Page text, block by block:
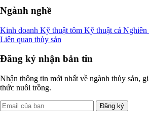
Ngành nghề
Kinh doanh Kỹ thuật tôm Kỹ thuật cá Nghiên
Liên quan thủy sản
Đăng ký nhận bản tin
Nhận thông tin mới nhất về ngành thủy sản,
thức nuôi trồng.
Đăng ký